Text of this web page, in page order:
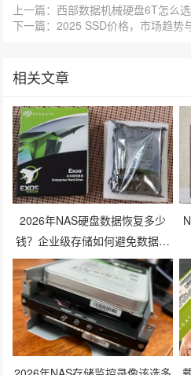
上一篇：西部数据机械硬盘6T怎么
下一篇：2025 SSD价格，市场趋势
相关文章
2026年NAS硬盘数据恢复多少
钱？企业级存储如何避免数据丢
失风险？